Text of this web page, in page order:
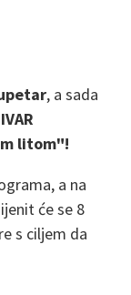
, a sada
litom"!
a na
će se 8
s ciljem da